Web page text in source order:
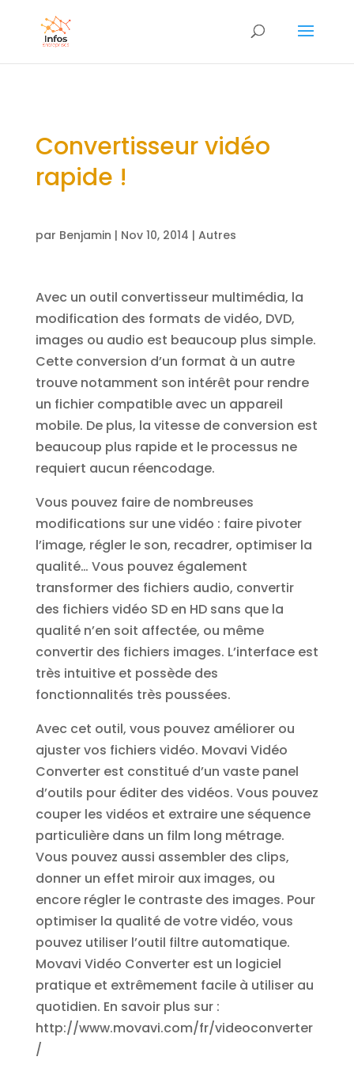
Convertisseur vidéo
rapide !
par Benjamin | Nov 10, 2014 | Autres
Avec un outil convertisseur multimédia, la
modification des formats de vidéo, DVD,
images ou audio est beaucoup plus simple.
Cette conversion d’un format à un autre
trouve notamment son intérêt pour rendre
un fichier compatible avec un appareil
mobile. De plus, la vitesse de conversion est
beaucoup plus rapide et le processus ne
requiert aucun réencodage.
Vous pouvez faire de nombreuses
modifications sur une vidéo : faire pivoter
l’image, régler le son, recadrer, optimiser la
qualité… Vous pouvez également
transformer des fichiers audio, convertir
des fichiers vidéo SD en HD sans que la
qualité n’en soit affectée, ou même
convertir des fichiers images. L’interface est
très intuitive et possède des
fonctionnalités très poussées.
Avec cet outil, vous pouvez améliorer ou
ajuster vos fichiers vidéo. Movavi Vidéo
Converter est constitué d’un vaste panel
d’outils pour éditer des vidéos. Vous pouvez
couper les vidéos et extraire une séquence
particulière dans un film long métrage.
Vous pouvez aussi assembler des clips,
donner un effet miroir aux images, ou
encore régler le contraste des images. Pour
optimiser la qualité de votre vidéo, vous
pouvez utiliser l’outil filtre automatique.
Movavi Vidéo Converter est un logiciel
pratique et extrêmement facile à utiliser au
quotidien. En savoir plus sur :
http://www.movavi.com/fr/videoconverter
/